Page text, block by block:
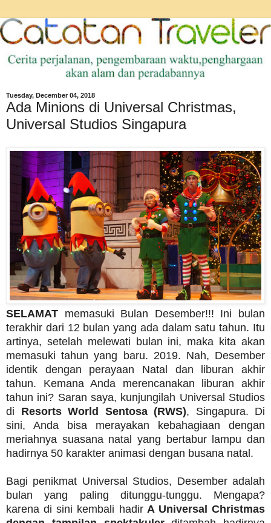
Tuesday, December 04, 2018
Ada Minions di Universal Christmas,
Universal Studios Singapura
SELAMAT memasuki Bulan Desember!!! Ini bulan
terakhir dari 12 bulan yang ada dalam satu tahun. Itu
artinya, setelah melewati bulan ini, maka kita akan
memasuki tahun yang baru. 2019. Nah, Desember
identik dengan perayaan Natal dan liburan akhir
tahun. Kemana Anda merencanakan liburan akhir
tahun ini? Saran saya, kunjungilah Universal Studios
di Resorts World Sentosa (RWS), Singapura. Di
sini, Anda bisa merayakan kebahagiaan dengan
meriahnya suasana natal yang bertabur lampu dan
hadirnya 50 karakter animasi dengan busana natal.
Bagi penikmat Universal Studios, Desember adalah
bulan yang paling ditunggu-tunggu. Mengapa?
karena di sini kembali hadirA Universal Christmas